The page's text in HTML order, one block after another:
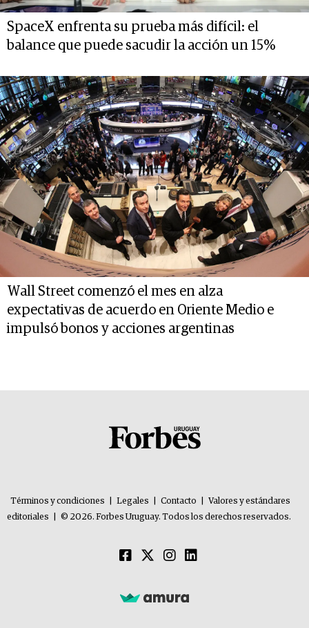
SpaceX enfrenta su prueba más difícil: el
balance que puede sacudir la acción un 15%
Wall Street comenzó el mes en alza
expectativas de acuerdo en Oriente Medio e
impulsó bonos y acciones argentinas
Términos y condiciones Legales Contacto
Valores y estándares
editoriales
© 2026. Forbes Uruguay. Todos los derechos reservados.